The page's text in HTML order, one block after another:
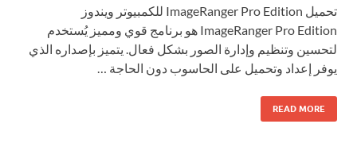
تحميل ImageRanger Pro Edition للكمبيوتر ويندوز
ImageRanger Pro Edition هو برنامج قوي ومميز يُستخدم
لتحسين وتنظيم وإدارة الصور بشكل فعال. يتميز بإصداره الذي
يوفر إعداد وتحميل على الحاسوب دون الحاجة …
READ MORE